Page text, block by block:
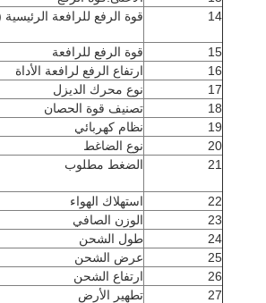
14
قوة الرفع للرافعة الرئيسية
15 قوة الرفع للرافعة
16
ارتفاع الرفع لرافعة الأداة
17
نوع محرك الديزل
18
تصنيف قوة الحصان
19
نظام كهربائي
20
نوع الضاغط
21
الضغط مطلوب
22 استهلاك الهواء
23
الوزن الصافي
24
طول الشحن
25
عرض الشحن
26
ارتفاع الشحن
27
تطهير الأرض